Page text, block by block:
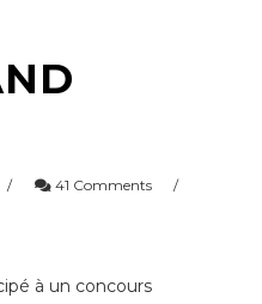
41 Comments
à un concours